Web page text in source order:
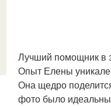
Лучший помощник в
Опыт Елены
Она щедро
фото было